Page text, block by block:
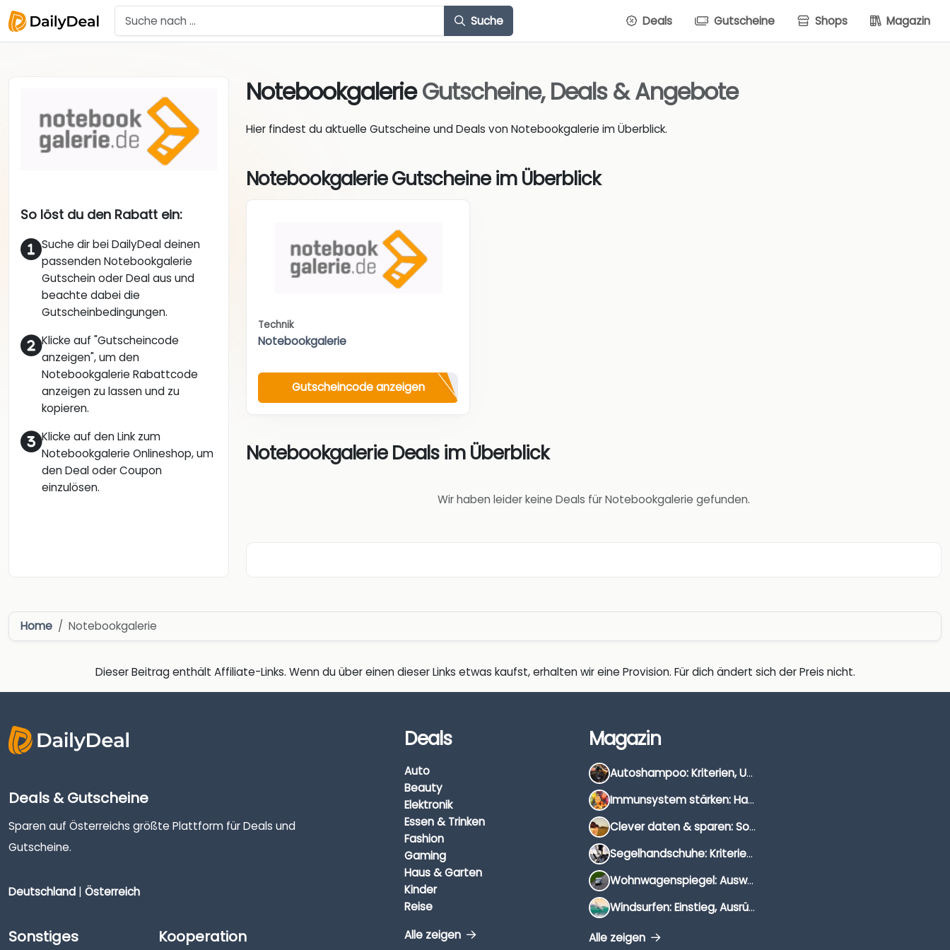
Suche Deals Gutscheine Shops Magazin
So löst du den Rabatt ein:
Suche dir bei DailyDeal deinen
passenden Notebookgalerie
Gutschein oder Deal aus und
beachte dabei die
Gutscheinbedingungen.
Klicke auf "Gutscheincode
anzeigen", um den
Notebookgalerie Rabattcode
anzeigen zu lassen und zu
kopieren.
Klicke auf den Link zum
Notebookgalerie Onlineshop, um
den Deal oder Coupon
einzulösen.
NotebookgalerieGutscheine, Deals & Angebote
Hier findest du aktuelle Gutscheine und Deals von Notebookgalerie im Überblick.
Notebookgalerie Gutscheine im Überblick
Technik
Notebookgalerie
Gutscheincode anzeigen
Notebookgalerie Deals im Überblick
Wir haben leider keine Deals für Notebookgalerie gefunden.
Home Notebookgalerie
Dieser Beitrag enthält Affiliate-Links. Wenn du über einen dieser Links etwas kaufst, erhalten wir eine Provision. Für dich ändert sich der Preis nicht.
Deals & Gutscheine
Sparen auf Österreichs größte Plattform für Deals und
Gutscheine.
Deutschland | Österreich
Sonstiges Kooperation
Deals
Auto
Beauty
Elektronik
Essen & Trinken
Fashion
Gaming
Haus & Garten
Kinder
Reise
Alle zeigen
Magazin
Autoshampoo: Kriterien, Unterschiede & Anwendung
Immunsystem stärken: Hausmittel, Vitamine & Wissenswertes
Clever daten & sparen: So findest du die besten Deals für Dates und Unternehmungen
Segelhandschuhe: Kriterien, Materialien & Tipps
Wohnwagenspiegel: Auswahl, Preise & Montage
Windsurfen: Einstieg, Ausrüstung & Tipps
Alle zeigen